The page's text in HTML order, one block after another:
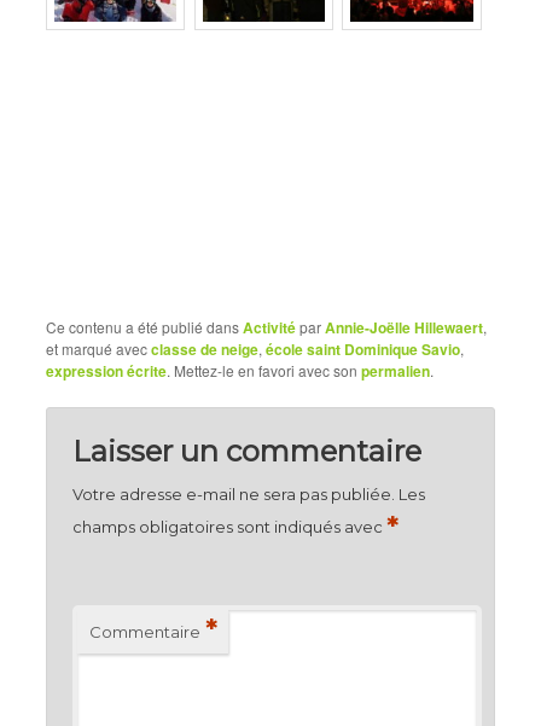
Ce contenu a été publié dansActivitéparAnnie-Joëlle Hillewaert,
et marqué avecclasse de neige,école saint Dominique Savio,
expression écrite. Mettez-le en favori avec sonpermalien.
Laisser un commentaire
Votre adresse e-mail ne sera pas publiée. Les
champs obligatoires sont indiqués avec*
Commentaire *